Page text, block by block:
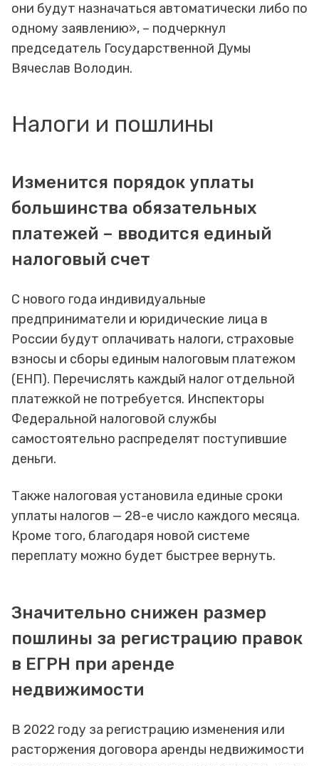
они будут назначаться автоматически либо по
одному заявлению», – подчеркнул
председатель Государственной Думы
Вячеслав Володин.
Налоги и пошлины
Изменится порядок уплаты
большинства обязательных
платежей – вводится единый
налоговый счет
С нового года индивидуальные
предприниматели и юридические лица в
России будут оплачивать налоги, страховые
взносы и сборы единым налоговым платежом
(ЕНП). Перечислять каждый налог отдельной
платежкой не потребуется. Инспекторы
Федеральной налоговой службы
самостоятельно распределят поступившие
деньги.
Также налоговая установила единые сроки
уплаты налогов — 28-е число каждого месяца.
Кроме того, благодаря новой системе
переплату можно будет быстрее вернуть.
Значительно снижен размер
пошлины за регистрацию правок
в ЕГРН при аренде
недвижимости
В 2022 году за регистрацию изменения или
расторжения договора аренды недвижимости